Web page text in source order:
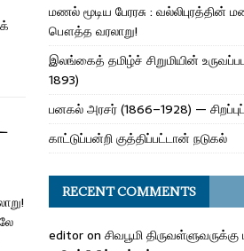
மணல் மூடிய பேரரசு : வல்லிபுரத்தின்
பௌத்த வரலாறு!
இலங்கைத் தமிழ்ச் சிறுமியின்
1893)
பனகல் அரசர் (1866–1928) — சிறப்புப்
காட்டுப்பன்றி குத்திப்பட்டான் நடுகல்
RECENT COMMENTS
editoron சிவபூமி